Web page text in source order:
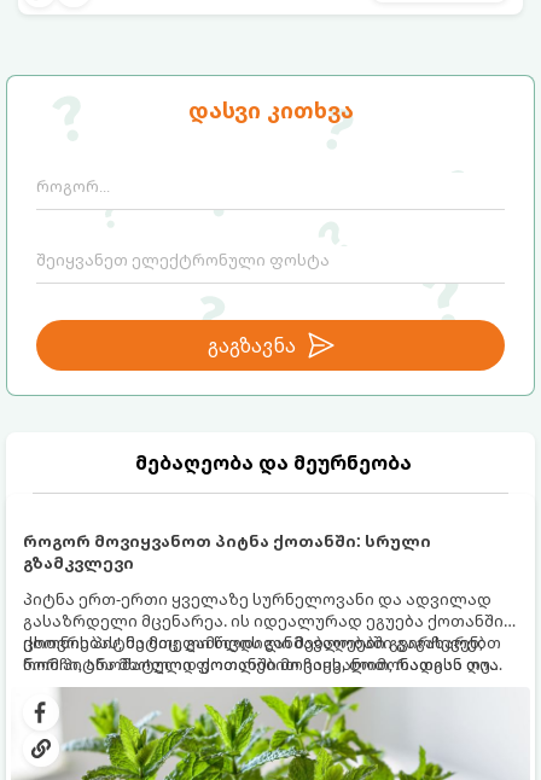
დასვი კითხვა
გაგზავნა
მებაღეობა და მეურნეობა
როგორ მოვიყვანოთ პიტნა ქოთანში: სრული
გზამკვლევი
პიტნა ერთ-ერთი ყველაზე სურნელოვანი და ადვილად
გასაზრდელი მცენარეა. ის იდეალურად ეგუება ქოთანში
ცხოვრებას, მეტიც, გამოცდილი მებაღეები გვირჩევენ,
რომ პიტნა მხოლოდ ქოთანში მოვიყვანოთ, რადგან ღია
გრუნტში (ბაღში) დარგვისას ის ფესვებით ძალიან
სწრაფად ვრცელდება და სხვა მცენარეებს ავიწროებს.
ქოთნის პიტნა მთელი წლის განმავლობაში გაგახარებთ
ნორჩი, არომატული ფოთლებით ჩაის, ლიმონათისა თუ
კერძებისთვის.